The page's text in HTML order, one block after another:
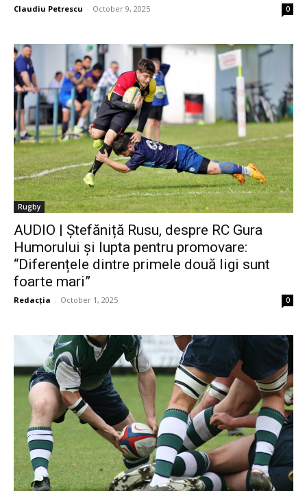
Claudiu Petrescu - October 9, 2025 0
Rugby
AUDIO | Ștefăniță Rusu, despre RC Gura
Humorului și lupta pentru promovare:
“Diferențele dintre primele două ligi sunt
foarte mari”
Redacția - October 1, 2025 0